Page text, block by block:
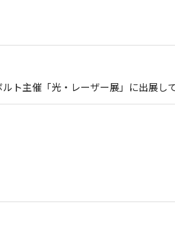
ト主催「光・レーザー展」に出展して